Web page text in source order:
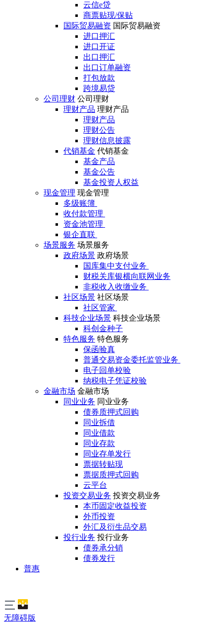
云信e贷
商票贴现/保贴
国际贸易融资 国际贸易融资
进口押汇
进口开证
出口押汇
出口订单融资
打包放款
跨境易贷
公司理财 公司理财
理财产品 理财产品
理财产品
理财公告
理财信息披露
代销基金 代销基金
基金产品
基金公告
基金投资人权益
现金管理 现金管理
多级账簿
收付款管理
资金池管理
银企直联
场景服务 场景服务
政府场景 政府场景
国库集中支付业务
财税关库银横向联网业务
非税收入收缴业务
社区场景 社区场景
社区管家
科技企业场景 科技企业场景
科创金种子
特色服务 特色服务
保函验真
普通交易资金委托监管业务
电子回单校验
纳税电子凭证校验
金融市场 金融市场
同业业务 同业业务
债券质押式回购
同业拆借
同业借款
同业存款
同业存单发行
票据转贴现
票据质押式回购
云平台
投资交易业务 投资交易业务
本币固定收益投资
外币投资
外汇及衍生品交易
投行业务 投行业务
债券承分销
债券发行
普惠
无障碍版